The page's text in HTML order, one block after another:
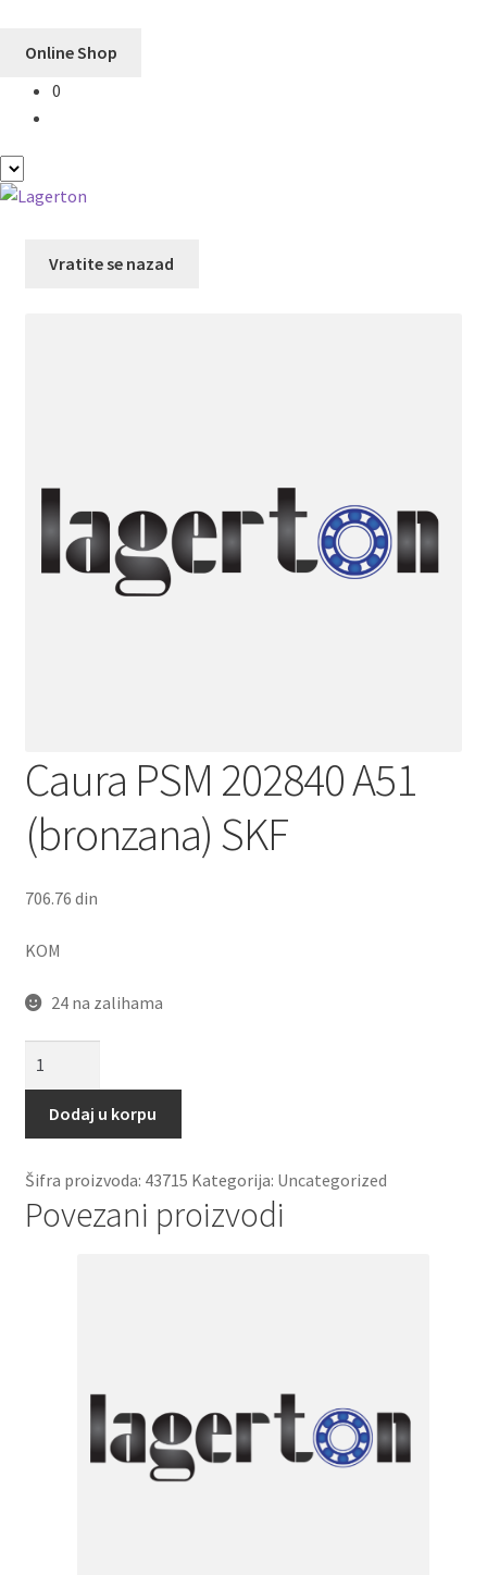
Online Shop
0
Vratite se nazad
Caura PSM 202840 A51
(bronzana) SKF
706.76 din
KOM
24 na zalihama
202840
A51
SKF
količina
Dodaj u korpu
Šifra proizvoda: 43715 Kategorija: Uncategorized
Povezani proizvodi